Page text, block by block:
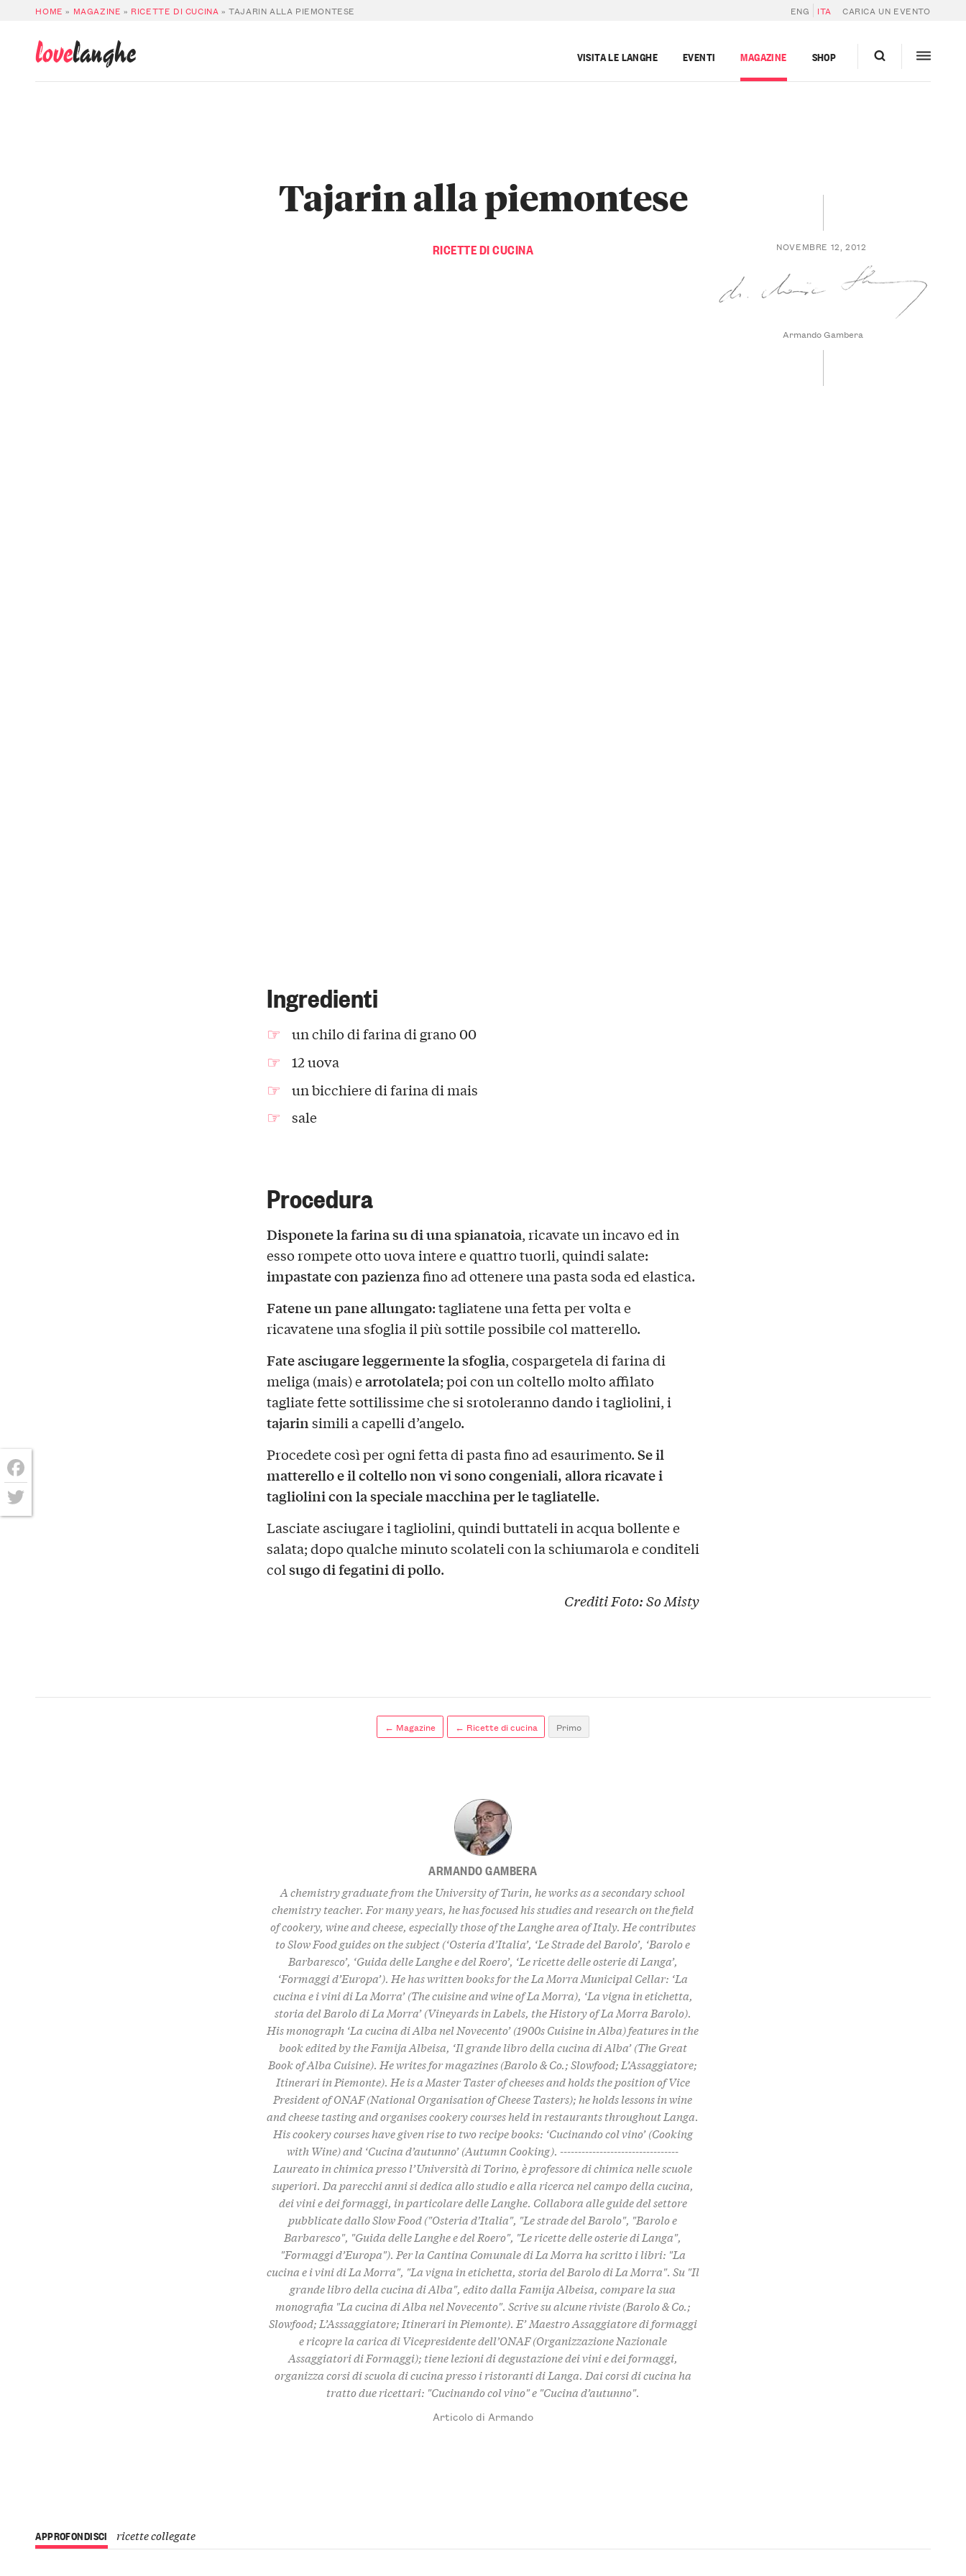
HOME » MAGAZINE » RICETTE DI CUCINA »TAJARIN ALLA PIEMONTESE ENG ITA CARICA UN EVENTO
lovelanghe VISITA LE LANGHE EVENTI MAGAZINE SHOP
RICETTE DI CUCINA
Tajarin alla piemontese
NOVEMBRE 12, 2012
Armando Gambera
Ingredienti
un chilo di farina di grano 00
12 uova
un bicchiere di farina di mais
sale
Procedura
Disponete la farina su di una spianatoia, ricavate un incavo ed in
esso rompete otto uova intere e quattro tuorli, quindi salate:
impastate con pazienzafino ad ottenere una pasta soda ed elastica.
Fatene un pane allungato: tagliatene una fetta per volta e
ricavatene una sfoglia il più sottile possibile col matterello.
Fate asciugare leggermente la sfoglia, cospargetela di farina di
meliga (mais) earrotolatela; poi con un coltello molto affilato
tagliate fette sottilissime che si srotoleranno dando i tagliolini, i
tajarinsimili a capelli d’angelo.
Procedete così per ogni fetta di pasta fino ad esaurimento.Se il
matterello e il coltello non vi sono congeniali, allora ricavate i
tagliolini con la speciale macchina per le tagliatelle.
Lasciate asciugare i tagliolini, quindi buttateli in acqua bollente e
salata; dopo qualche minuto scolateli con la schiumarola e conditeli
colsugo di fegatini di pollo.
Crediti Foto:So Misty
← Magazine ← Ricette di cucina Primo
ARMANDO GAMBERA
A chemistry graduate from the University of Turin, he works as a secondary school
chemistry teacher. For many years, he has focused his studies and research on the field
of cookery, wine and cheese, especially those of the Langhe area of Italy. He contributes
to Slow Food guides on the subject (‘Osteria d’Italia’, ‘Le Strade del Barolo’, ‘Barolo e
Barbaresco’, ‘Guida delle Langhe e del Roero’, ‘Le ricette delle osterie di Langa’,
‘Formaggi d’Europa’). He has written books for the La Morra Municipal Cellar: ‘La
cucina e i vini di La Morra’ (The cuisine and wine of La Morra), ‘La vigna in etichetta,
storia del Barolo di La Morra’ (Vineyards in Labels, the History of La Morra Barolo).
His monograph ‘La cucina di Alba nel Novecento’ (1900s Cuisine in Alba) features in the
book edited by the Famija Albeisa, ‘Il grande libro della cucina di Alba’ (The Great
Book of Alba Cuisine). He writes for magazines (Barolo & Co.; Slowfood; L’Assaggiatore;
Itinerari in Piemonte). He is a Master Taster of cheeses and holds the position of Vice
President of ONAF (National Organisation of Cheese Tasters); he holds lessons in wine
and cheese tasting and organises cookery courses held in restaurants throughout Langa.
His cookery courses have given rise to two recipe books: ‘Cucinando col vino’ (Cooking
with Wine) and ‘Cucina d’autunno’ (Autumn Cooking). ---------------------------------
Laureato in chimica presso l’Università di Torino, è professore di chimica nelle scuole
superiori. Da parecchi anni si dedica allo studio e alla ricerca nel campo della cucina,
dei vini e dei formaggi, in particolare delle Langhe. Collabora alle guide del settore
pubblicate dallo Slow Food ("Osteria d’Italia", "Le strade del Barolo", "Barolo e
Barbaresco", "Guida delle Langhe e del Roero", "Le ricette delle osterie di Langa",
"Formaggi d’Europa"). Per la Cantina Comunale di La Morra ha scritto i libri: "La
cucina e i vini di La Morra", "La vigna in etichetta, storia del Barolo di La Morra". Su "Il
grande libro della cucina di Alba", edito dalla Famija Albeisa, compare la sua
monografia "La cucina di Alba nel Novecento". Scrive su alcune riviste (Barolo & Co.;
Slowfood; L’Asssaggiatore; Itinerari in Piemonte). E’ Maestro Assaggiatore di formaggi
e ricopre la carica di Vicepresidente dell’ONAF (Organizzazione Nazionale
Assaggiatori di Formaggi); tiene lezioni di degustazione dei vini e dei formaggi,
organizza corsi di scuola di cucina presso i ristoranti di Langa. Dai corsi di cucina ha
tratto due ricettari: "Cucinando col vino" e "Cucina d’autunno".
Articolo di Armando
APPROFONDISCI ricette collegate
Facebook
Twitter